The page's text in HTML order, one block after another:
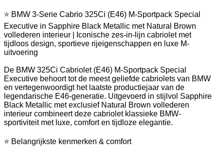
⭐ BMW 3-Serie Cabrio 325Ci (E46) M-Sportpack Special
Executive in Sapphire Black Metallic met Natural Brown
vollederen interieur | Iconische zes-in-lijn cabriolet met
tijdloos design, sportieve rijeigenschappen en luxe M-
uitvoering
De BMW 325Ci Cabriolet (E46) M-Sportpack Special
Executive behoort tot de meest geliefde cabriolets van BMW
en vertegenwoordigt het laatste productiejaar van de
legendarische E46-generatie. Uitgevoerd in stijlvol Sapphire
Black Metallic met exclusief Natural Brown vollederen
interieur combineert deze cabriolet klassieke BMW-
sportiviteit met luxe, comfort en tijdloze elegantie.
⭐ Belangrijkste kenmerken & comfort